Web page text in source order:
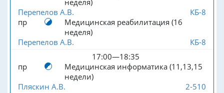
Перепелов А.В.
КБ-8
пр
Медицинская реабилитация (16
неделя)
Перепелов А.В.
КБ-8
17:00—18:35
пр
Медицинская информатика (11,13,15
недели)
Пляскин А.В.
2-510